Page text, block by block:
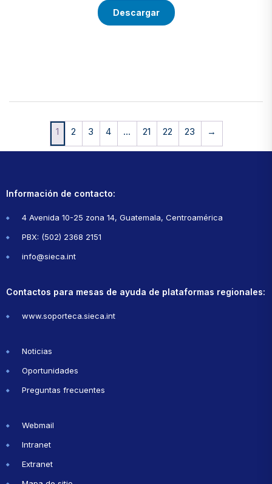
Descargar
1 2 3 4 … 21 22 23 →
Información de contacto:
4 Avenida 10-25 zona 14, Guatemala, Centroamérica
PBX: (502) 2368 2151
info@sieca.int
Contactos para mesas de ayuda de plataformas regionales:
www.soporteca.sieca.int
Noticias
Oportunidades
Preguntas frecuentes
Webmail
Intranet
Extranet